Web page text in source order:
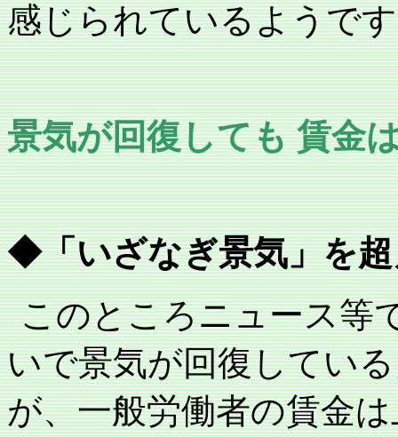
感じられているようで
景気が回復しても 賃金
◆「いざなぎ景気」を
このところニュース等
いで景気が回復してい
が、一般労働者の賃金